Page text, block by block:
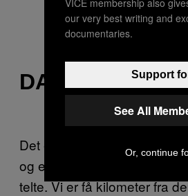
hoster og hakker, idet
glider forbi.
DAG 7
Det er bidende koldt, måske
og et bål brænder henne
telte. Vi er få kilometer fra
our very best writing and
documentaries.
Support
See All
Or, continue